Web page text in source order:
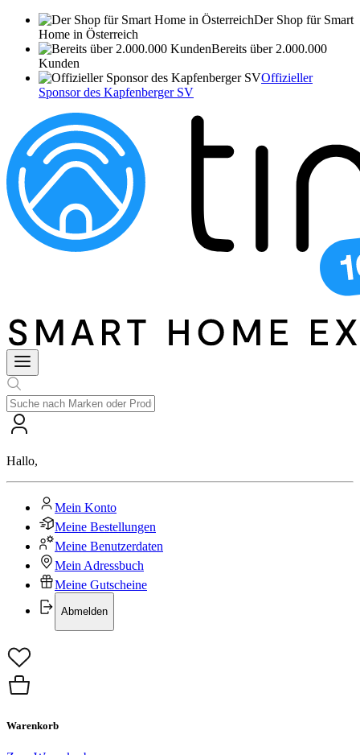
Der Shop für Smart
Home in Österreich
Bereits über 2.000.000
Kunden
Offizieller
Sponsor des Kapfenberger SV
Hallo,
Mein Konto
Meine Bestellungen
Meine Benutzerdaten
Mein Adressbuch
Meine Gutscheine
Abmelden
Warenkorb